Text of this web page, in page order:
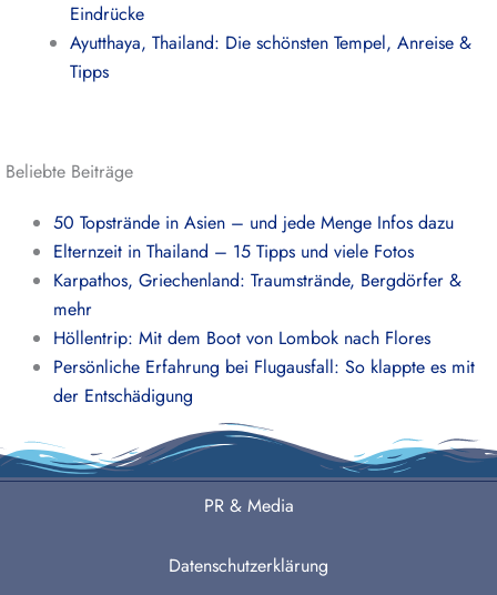
Eindrücke
Ayutthaya, Thailand: Die schönsten Tempel, Anreise &
Tipps
Beliebte Beiträge
50 Topstrände in Asien – und jede Menge Infos dazu
Elternzeit in Thailand – 15 Tipps und viele Fotos
Karpathos, Griechenland: Traumstrände, Bergdörfer &
mehr
Höllentrip: Mit dem Boot von Lombok nach Flores
Persönliche Erfahrung bei Flugausfall: So klappte es mit
der Entschädigung
PR & Media
Datenschutzerklärung